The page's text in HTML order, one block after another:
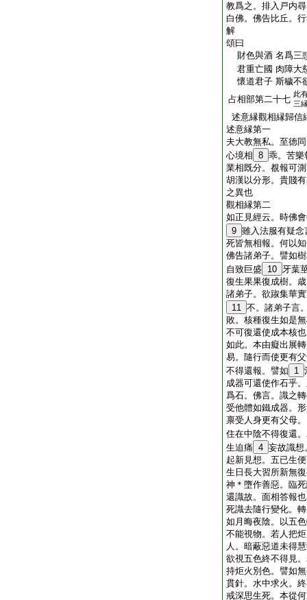
教爲之。排入戸内
白佛。佛告比丘。
解
頌曰
財色與酒 名爲三
君重亡國 肉障大
懷道君子 斯穢不
占相部第二十七 此
三
述意縁觀相縁歸信
述意縁第一
夫大教無私。至徳
心境相 8 乖。苦樂
業相既分。覩報可
胡漢以分形。貴賤
之異也
觀相縁第二
如正見經云。時佛
9 雖入法服有疑
死皆無相報。何以
佛告諸弟子。譬如
自致巨盛
10 牙葉
復生果果復成樹。
諸弟子。欲踧集華
11 不。諸弟子言
敗。核種復生如是
不可復還使成本核
如此。本由癡出展
易。隨行而使更有
不得還報。譬如
1
成器可還使作石乎
爲石。佛言。識之
受他體如鐵成器。
禀受人身更有父母
住在中陰不得復還
生迫痛 4 妄故識想
起新見想。五已生
生日長大習所新無
神＊墮作善惡。臨
還識故。面相答報
死識去隨行變化。
如月晦夜陰。以五
不能視物。若人把
人。暗蔽惡道未得
欲視五色終不得見
持炬火別色。譬如
貫針。水中求火。
戒深思生死。本從